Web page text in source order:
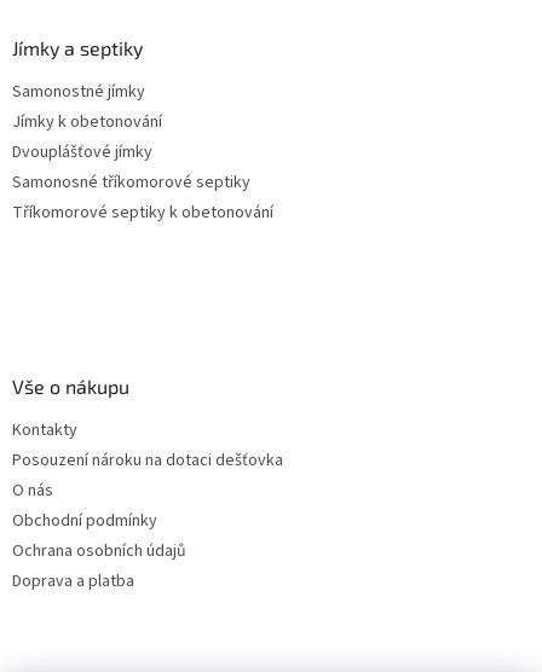
Jímky a septiky
Samonostné jímky
Jímky k obetonování
Dvouplášťové jímky
Samonosné tříkomorové septiky
Tříkomorové septiky k obetonování
Vše o nákupu
Kontakty
Posouzení nároku na dotaci dešťovka
O nás
Obchodní podmínky
Ochrana osobních údajů
Doprava a platba